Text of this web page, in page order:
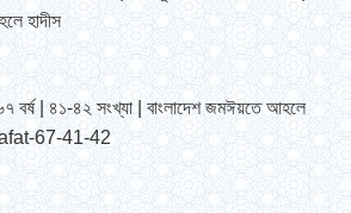
হাদীস
বর্ষ | ৪১-৪২ সংখ্যা | বাংলাদেশ জমঈয়তে আহলে
67-41-42